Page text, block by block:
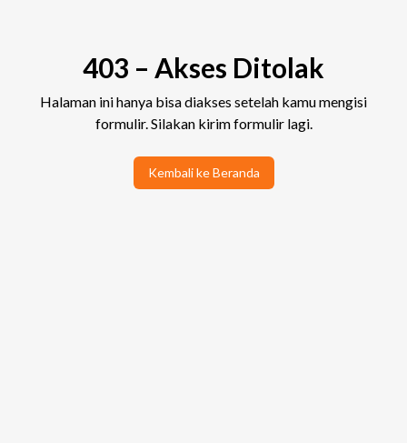
403 – Akses Ditolak
Halaman ini hanya bisa diakses setelah kamu mengisi
formulir. Silakan kirim formulir lagi.
Kembali ke Beranda